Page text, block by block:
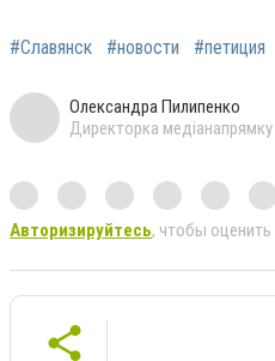
#Славянск #новости #петиция
Олександра Пилипенко
Директорка медіанапрямку
Авторизируйтесь, чтобы оценить